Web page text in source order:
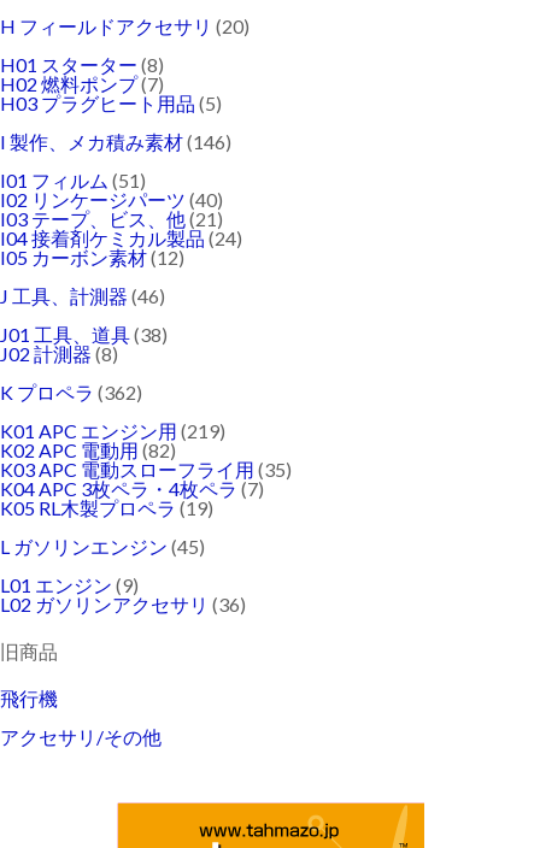
H フィールドアクセサリ (20)
H01 スターター (8)
H02 燃料ポンプ(7)
H03 プラグヒート用品 (5)
I 製作、メカ積み素材(146)
I01 フィルム (51)
I02 リンケージパーツ (40)
I03 テープ、ビス、他(21)
I04 接着剤ケミカル製品 (24)
I05 カーボン素材(12)
J 工具、計測器 (46)
J01 工具、道具(38)
J02 計測器 (8)
K プロペラ (362)
K01 APC エンジン用 (219)
K02 APC 電動用 (82)
K03 APC 電動スローフライ用 (35)
K04 APC 3枚ペラ・4枚ペラ (7)
K05 RL木製プロペラ (19)
L ガソリンエンジン (45)
L01 エンジン (9)
L02 ガソリンアクセサリ (36)
旧商品
飛行機
アクセサリ/その他